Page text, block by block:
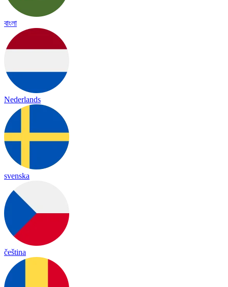
বাংলা
Nederlands
svenska
čeština